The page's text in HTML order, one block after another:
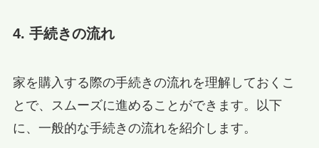
4. 手続きの流れ
家を購入する際の手続きの流れを理解しておくこ
とで、スムーズに進めることができます。以下
に、一般的な手続きの流れを紹介します。